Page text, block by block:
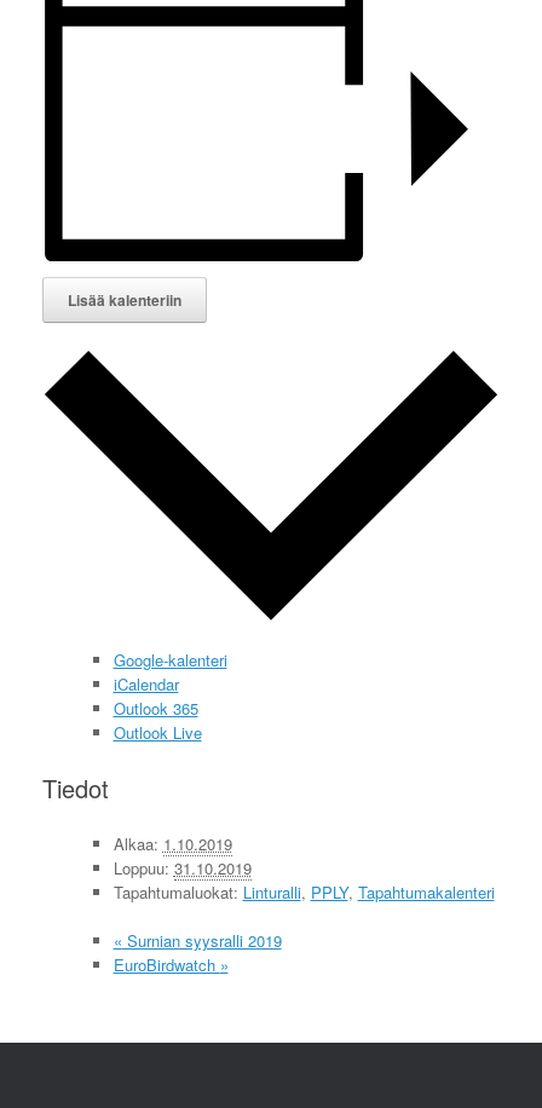
Lisää kalenteriin
Google-kalenteri
iCalendar
Outlook 365
Outlook Live
Tiedot
Alkaa: 1.10.2019
Loppuu: 31.10.2019
Tapahtumaluokat: Linturalli, PPLY, Tapahtumakalenteri
« Surnian syysralli 2019
EuroBirdwatch »